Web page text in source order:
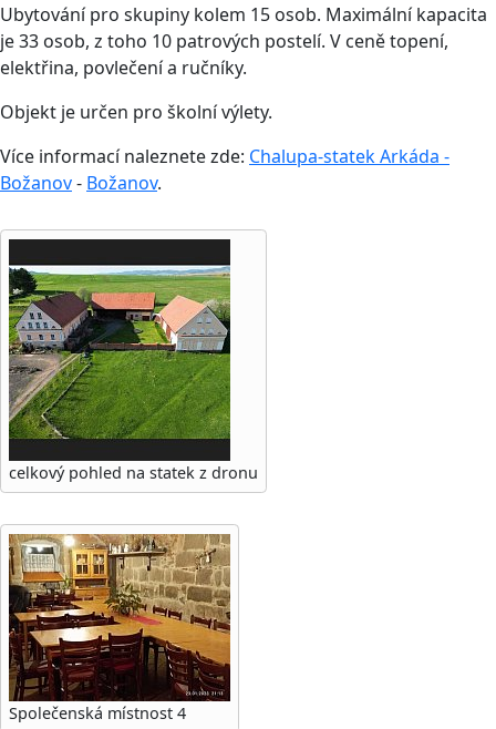
Ubytování pro skupiny kolem 15 osob. Maximální kapacita
je 33 osob, z toho 10 patrových postelí. V ceně topení,
elektřina, povlečení a ručníky.
Objekt je určen pro školní výlety.
Více informací naleznete zde: Chalupa-statek Arkáda -
Božanov- Božanov.
celkový pohled na statek z dronu
Společenská místnost 4